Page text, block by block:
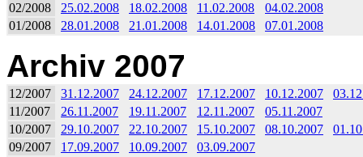
02/2008
25.02.2008 18.02.2008 11.02.2008
04.02.2008
01/2008
28.01.2008 21.01.2008 14.01.2008 07.01.2008
Archiv 2007
12/2007 31.12.2007 24.12.2007 17.12.2007 10.12.2007
11/2007
26.11.2007 19.11.2007 12.11.2007
05.11.2007
10/2007
29.10.2007 22.10.2007 15.10.2007 08.10.2007
09/2007
17.09.2007 10.09.2007
03.09.2007